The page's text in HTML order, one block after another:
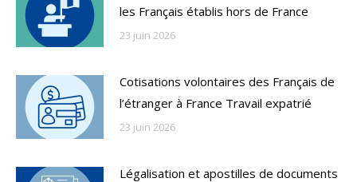
les Français établis hors de France
23 juin 2026
Cotisations volontaires des Français de
l’étranger à France Travail expatrié
23 juin 2026
Légalisation et apostilles de documents